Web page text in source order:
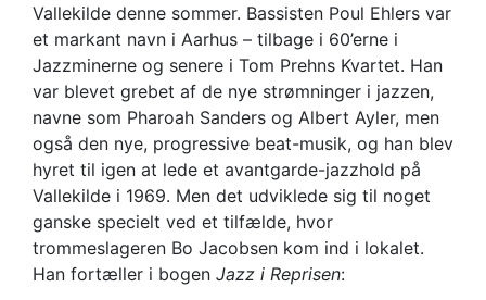
Vallekilde denne sommer. Bassisten Poul Ehlers var
et markant navn i Aarhus – tilbage i 60’erne i
Jazzminerne og senere i Tom Prehns Kvartet. Han
var blevet grebet af de nye strømninger i jazzen,
navne som Pharoah Sanders og Albert Ayler, men
også den nye, progressive beat-musik, og han blev
hyret til igen at lede et avantgarde-jazzhold på
Vallekilde i 1969. Men det udviklede sig til noget
ganske specielt ved et tilfælde, hvor
trommeslageren Bo Jacobsen kom ind i lokalet.
Han fortæller i bogen Jazz i Reprisen: